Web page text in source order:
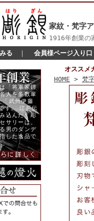
家紋・梵字
1916年創業の
る
｜ 会員様ページ入り口
オススメ
HOME > 梵